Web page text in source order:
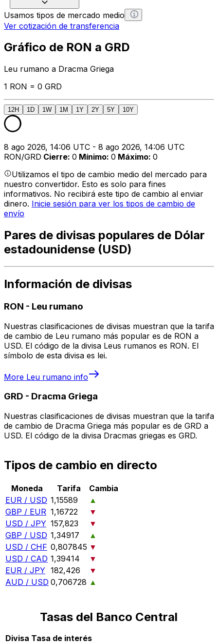
Usamos tipos de mercado medio
Ver cotización de transferencia
Gráfico de RON a GRD
Leu rumano a Dracma Griega
1 RON = 0 GRD
12H 1D 1W 1M 1Y 2Y 5Y 10Y
8 ago 2026, 14:06 UTC - 8 ago 2026, 14:06 UTC
RON/GRD Cierre: 0 Mínimo: 0 Máximo: 0
Utilizamos el tipo de cambio medio del mercado para
nuestro convertidor. Esto es solo para fines
informativos. No recibirá este tipo de cambio al enviar
dinero. Inicie sesión para ver los tipos de cambio de
envío
Pares de divisas populares de Dólar
estadounidense (USD)
Información de divisas
RON - Leu rumano
Nuestras clasificaciones de divisas muestran que la tarifa
de cambio de Leu rumano más popular es de RON a
USD. El código de la divisa Leus rumanos es RON. El
símbolo de esta divisa es lei.
More Leu rumano info
GRD - Dracma Griega
Nuestras clasificaciones de divisas muestran que la tarifa
de cambio de Dracma Griega más popular es de GRD a
USD. El código de la divisa Dracmas griegas es GRD.
Tipos de cambio en directo
Moneda Tarifa
Cambia
EUR / USD 1,15589
▲
GBP / EUR 1,16722
▼
USD / JPY 157,823
▼
GBP / USD 1,34917
▲
USD / CHF 0,807845 ▼
USD / CAD 1,39414
▼
EUR / JPY 182,426
▼
AUD / USD 0,706728 ▲
Tasas del Banco Central
Divisa Tasa de interés